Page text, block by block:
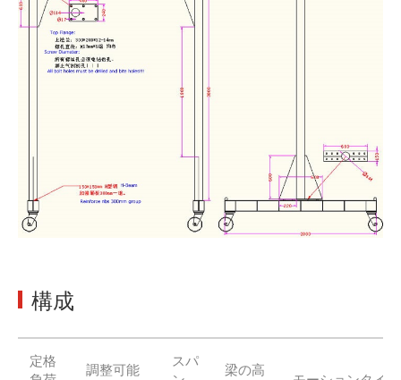
構成
定格
調整可能
スパ
梁の高